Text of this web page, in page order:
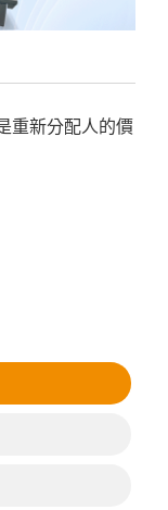
重新分配人的價